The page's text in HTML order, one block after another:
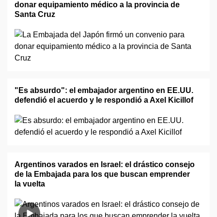
donar equipamiento médico a la provincia de
Santa Cruz
"Es absurdo": el embajador argentino en EE.UU.
defendió el acuerdo y le respondió a Axel Kicillof
Argentinos varados en Israel: el drástico consejo
de la Embajada para los que buscan emprender
la vuelta